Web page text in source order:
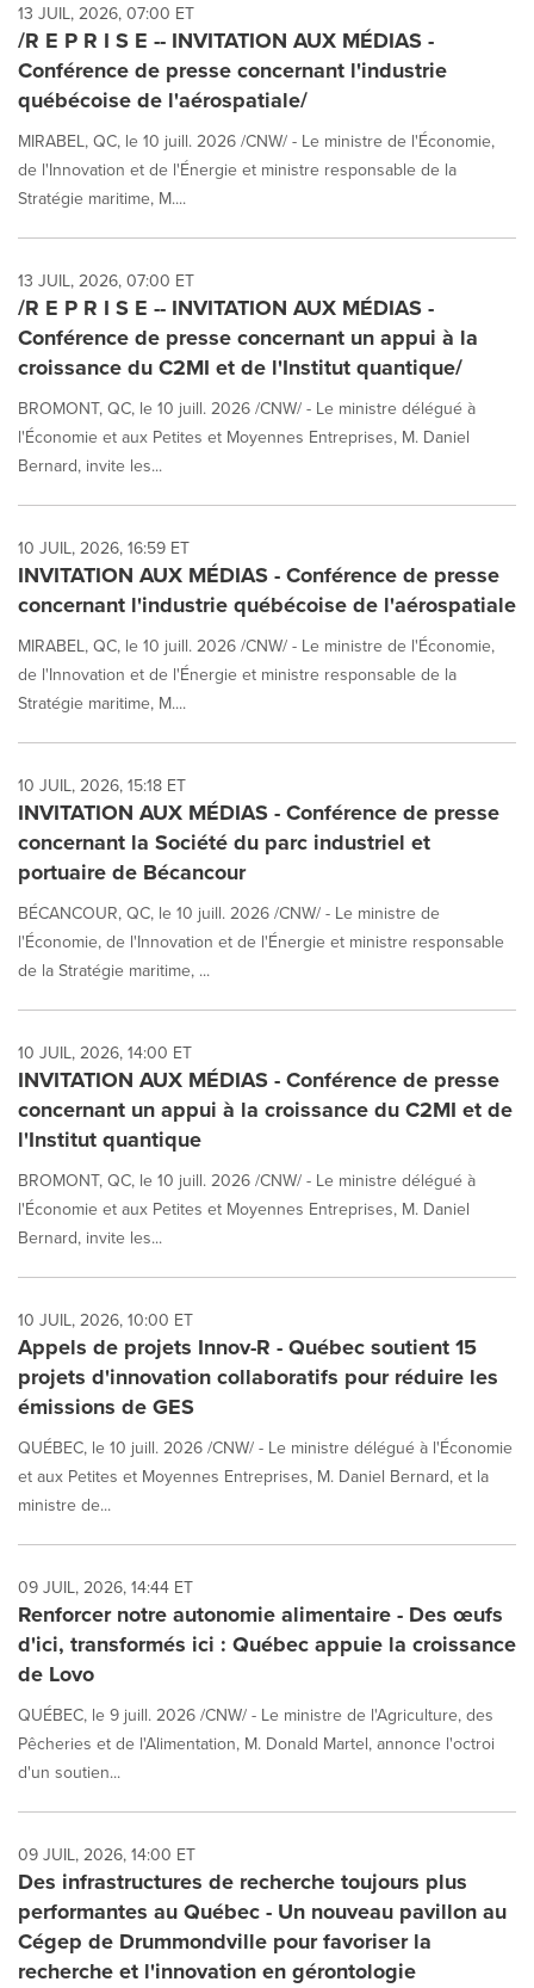
13 JUIL, 2026, 07:00 ET
/R E P R I S E -- INVITATION AUX MÉDIAS -
Conférence de presse concernant l'industrie
québécoise de l'aérospatiale/
MIRABEL, QC, le 10 juill. 2026 /CNW/ - Le ministre de l'Économie,
de l'Innovation et de l'Énergie et ministre responsable de la
Stratégie maritime, M....
13 JUIL, 2026, 07:00 ET
/R E P R I S E -- INVITATION AUX MÉDIAS -
Conférence de presse concernant un appui à la
croissance du C2MI et de l'Institut quantique/
BROMONT, QC, le 10 juill. 2026 /CNW/ - Le ministre délégué à
l'Économie et aux Petites et Moyennes Entreprises, M. Daniel
Bernard, invite les...
10 JUIL, 2026, 16:59 ET
INVITATION AUX MÉDIAS - Conférence de presse
concernant l'industrie québécoise de l'aérospatiale
MIRABEL, QC, le 10 juill. 2026 /CNW/ - Le ministre de l'Économie,
de l'Innovation et de l'Énergie et ministre responsable de la
Stratégie maritime, M....
10 JUIL, 2026, 15:18 ET
INVITATION AUX MÉDIAS - Conférence de presse
concernant la Société du parc industriel et
portuaire de Bécancour
BÉCANCOUR, QC, le 10 juill. 2026 /CNW/ - Le ministre de
l'Économie, de l'Innovation et de l'Énergie et ministre responsable
de la Stratégie maritime, ...
10 JUIL, 2026, 14:00 ET
INVITATION AUX MÉDIAS - Conférence de presse
concernant un appui à la croissance du C2MI et de
l'Institut quantique
BROMONT, QC, le 10 juill. 2026 /CNW/ - Le ministre délégué à
l'Économie et aux Petites et Moyennes Entreprises, M. Daniel
Bernard, invite les...
10 JUIL, 2026, 10:00 ET
Appels de projets Innov-R - Québec soutient 15
projets d'innovation collaboratifs pour réduire les
émissions de GES
QUÉBEC, le 10 juill. 2026 /CNW/ - Le ministre délégué à l'Économie
et aux Petites et Moyennes Entreprises, M. Daniel Bernard, et la
ministre de...
09 JUIL, 2026, 14:44 ET
Renforcer notre autonomie alimentaire - Des œufs
d'ici, transformés ici : Québec appuie la croissance
de Lovo
QUÉBEC, le 9 juill. 2026 /CNW/ - Le ministre de l'Agriculture, des
Pêcheries et de l'Alimentation, M. Donald Martel, annonce l'octroi
d'un soutien...
09 JUIL, 2026, 14:00 ET
Des infrastructures de recherche toujours plus
performantes au Québec - Un nouveau pavillon au
Cégep de Drummondville pour favoriser la
recherche et l'innovation en gérontologie